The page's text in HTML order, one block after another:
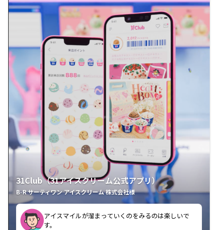
31Club（31アイスクリーム公式アプリ）
B-R サーティワン アイスクリーム 株式会社様
クラスごとに特典があるようなので使うのが楽しいで
す。
アプリの画面や彩りが可愛らしく、元気が出ます。